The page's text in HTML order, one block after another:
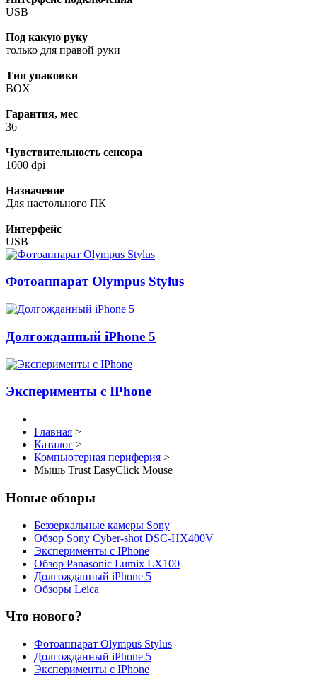
USB
Под какую руку
только для правой руки
Тип упаковки
BOX
Гарантия, мес
36
Чувствительность сенсора
1000 dpi
Назначение
Для настольного ПК
Интерфейс
USB
Фотоаппарат Olympus Stylus
Долгожданный iPhone 5
Эксперименты с IPhone
Главная >
Каталог >
Компьютерная периферия >
Мышь Trust EasyClick Mouse
Новые обзоры
Беззеркальные камеры Sony
Обзор Sony Cyber-shot DSC-HX400V
Эксперименты с IPhone
Обзор Panasonic Lumix LX100
Долгожданный iPhone 5
Обзоры Leica
Что нового?
Фотоаппарат Olympus Stylus
Долгожданный iPhone 5
Эксперименты с IPhone